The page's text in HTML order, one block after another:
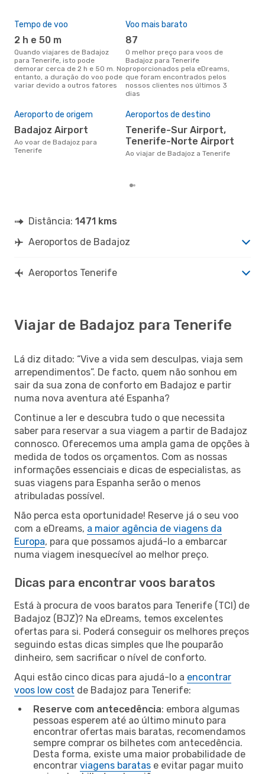
Tempo de voo
2 h e 50 m
Quando viajares de Badajoz
para Tenerife, isto pode
demorar cerca de 2 h e 50 m. No
entanto, a duração do voo pode
variar devido a outros fatores
Voo mais barato
87
O melhor preço para voos de
Badajoz para Tenerife
proporcionados pela eDreams,
que foram encontrados pelos
nossos clientes nos últimos 3
dias
Aeroporto de origem
Badajoz Airport
Ao voar de Badajoz para
Tenerife
Aeroportos de destino
Tenerife-Sur Airport,
Tenerife-Norte Airport
Ao viajar de Badajoz a Tenerife
Distância: 1471 kms
Aeroportos de Badajoz
Aeroportos Tenerife
Viajar de Badajoz para Tenerife
Lá diz ditado: “Vive a vida sem desculpas, viaja sem
arrependimentos”. De facto, quem não sonhou em
sair da sua zona de conforto em Badajoz e partir
numa nova aventura até Espanha?
Continue a ler e descubra tudo o que necessita
saber para reservar a sua viagem a partir de Badajoz
connosco. Oferecemos uma ampla gama de opções à
medida de todos os orçamentos. Com as nossas
informações essenciais e dicas de especialistas, as
suas viagens para Espanha serão o menos
atribuladas possível.
Não perca esta oportunidade! Reserve já o seu voo
com a eDreams, a maior agência de viagens da
Europa, para que possamos ajudá-lo a embarcar
numa viagem inesquecível ao melhor preço.
Dicas para encontrar voos baratos
Está à procura de voos baratos para Tenerife (TCI) de
Badajoz (BJZ)? Na eDreams, temos excelentes
ofertas para si. Poderá conseguir os melhores preços
seguindo estas dicas simples que lhe pouparão
dinheiro, sem sacrificar o nível de conforto.
Aqui estão cinco dicas para ajudá-lo a encontrar
voos low cost de Badajoz para Tenerife:
Reserve com antecedência: embora algumas
pessoas esperem até ao último minuto para
encontrar ofertas mais baratas, recomendamos
sempre comprar os bilhetes com antecedência.
Desta forma, existe uma maior probabilidade de
encontrar viagens baratas e evitar pagar muito